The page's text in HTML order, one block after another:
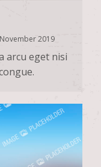
2019
arcu eget nisi